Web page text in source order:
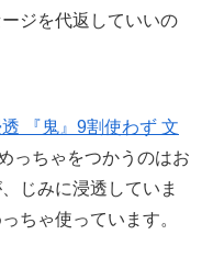
ジを代返していいの
『鬼』9割使わず 文
っちゃをつかうのはお
じみに浸透していま
ちゃ使っています。